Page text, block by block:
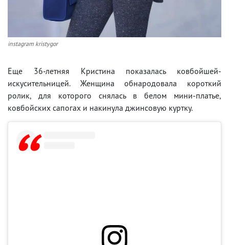
instagram kristygor
Еще 36-летняя Кристина показалась ковбойшей-
искусительницей. Женщина обнародовала короткий
ролик, для которого снялась в белом мини-платье,
ковбойских сапогах и накинула джинсовую куртку.